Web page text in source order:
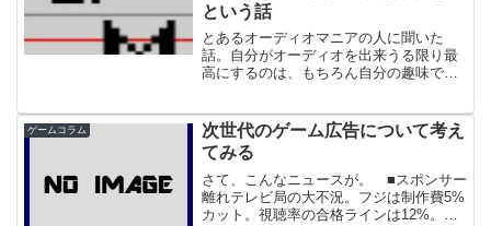
という話
とあるオーディオマニアの人に聞いた
話。自分がオーディオを出来うる限り最
高にするのは、もちろん自分の趣味でも
いところまで工夫するのだから、それを
全部受け止めるのは聴き手の...
ゲームコラム
次世代のゲーム広告について考え
てみる
さて、こんなニュースが。 ■スポンサー
離れテレビ局の大不況。フジは制作費5%
カット。視聴率の合格ラインは12%。高